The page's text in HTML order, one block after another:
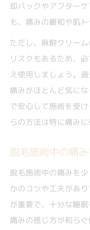
却パックやアフター
も、痛みの緩和や肌
ただし、麻酔クリー
リスクもあるため、
え使用しましょう。
痛みがほとんど気に
で安心して施術を受
らの方法は特に痛み
脱毛施術中の痛
脱毛施術中の痛みを
かのコツや工夫があ
が重要で、十分な睡
痛みの感じ方が和ら